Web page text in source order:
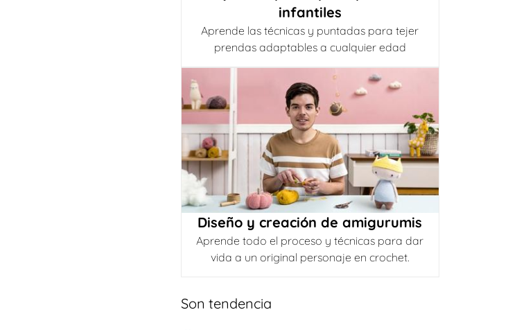
infantiles
Aprende las técnicas y puntadas para tejer
prendas adaptables a cualquier edad
Diseño y creación de amigurumis
Aprende todo el proceso y técnicas para dar
vida a un original personaje en crochet.
Son tendencia